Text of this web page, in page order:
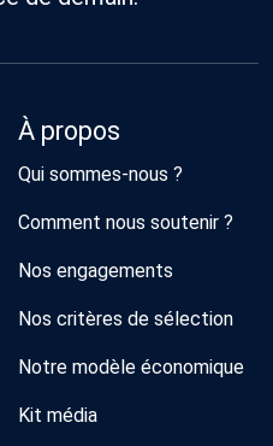
À propos
Qui sommes-nous ?
Comment nous soutenir ?
Nos engagements
Nos critères de sélection
Notre modèle économique
Kit média